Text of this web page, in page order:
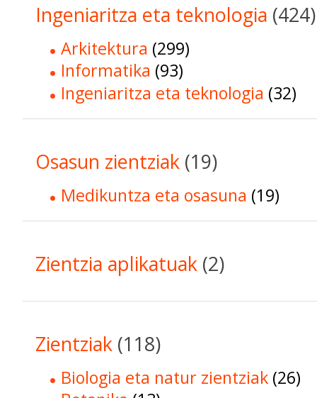
Ingeniaritza eta teknologia (424)
Arkitektura (299)
Informatika (93)
Ingeniaritza eta teknologia (32)
Osasun zientziak (19)
Medikuntza eta osasuna (19)
Zientzia aplikatuak (2)
Zientziak (118)
Biologia eta natur zientziak (26)